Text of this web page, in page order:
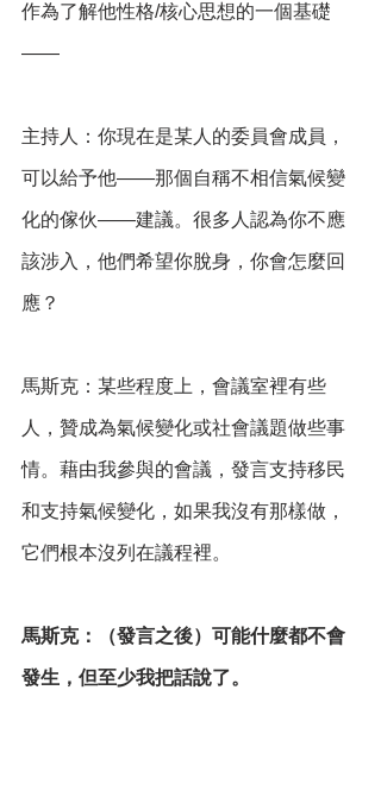
作為了解他性格/核心思想的一個基礎
——
主持人：你現在是某人的委員會成員，
可以給予他——那個自稱不相信氣候變
化的傢伙——建議。很多人認為你不應
該涉入，他們希望你脫身，你會怎麼回
應？
馬斯克：某些程度上，會議室裡有些
人，贊成為氣候變化或社會議題做些事
情。藉由我參與的會議，發言支持移民
和支持氣候變化，如果我沒有那樣做，
它們根本沒列在議程裡。
馬斯克：（發言之後）可能什麼都不會
發生，但至少我把話說了。